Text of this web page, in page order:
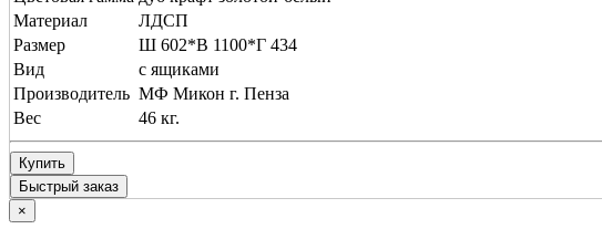
Материал
ЛДСП
Размер
Ш 602*В 1100*Г 434
Вид
с ящиками
Производитель МФ Микон г. Пенза
Вес
46 кг.
Купить
Быстрый заказ
×